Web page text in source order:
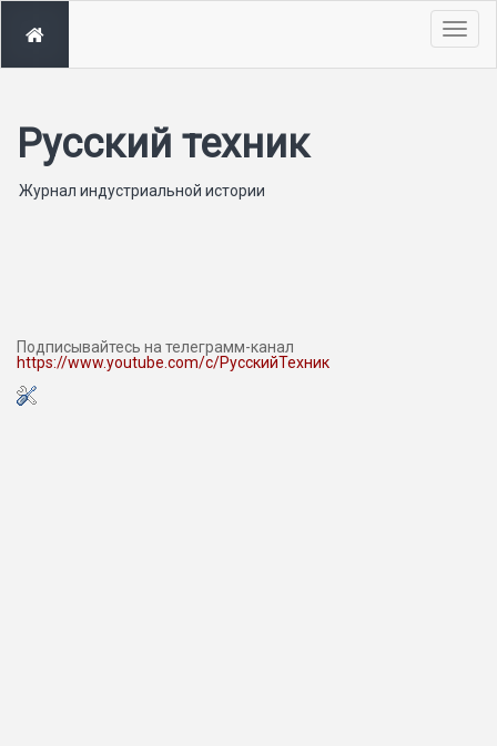
Русский техник
Журнал индустриальной истории
Подписывайтесь на телеграмм-канал
https://www.youtube.com/c/РусскийТехник